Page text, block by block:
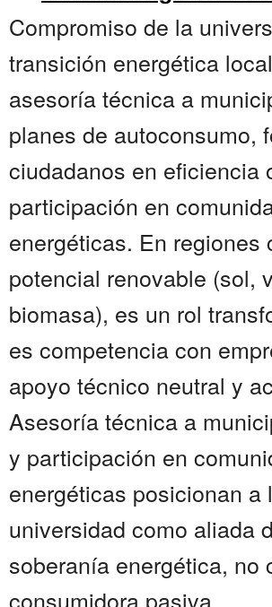
Compromiso de la
transición energética
asesoría técnica a
planes de autoconsumo,
ciudadanos en eficiencia
participación en
energéticas. En regiones
potencial renovable (sol,
biomasa), es un rol
es competencia con
apoyo técnico neutral y
Asesoría técnica a
y participación en
energéticas posicionan a
universidad como aliada
soberanía energética, no
consumidora pasiva.......